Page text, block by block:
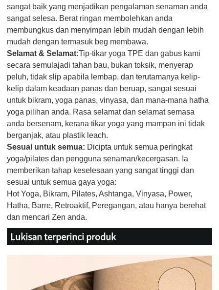
sangat baik yang menjadikan pengalaman senaman anda
sangat selesa. Berat ringan membolehkan anda
membungkus dan menyimpan lebih mudah dengan lebih
mudah dengan termasuk beg membawa.
Selamat & Selamat:Tip-tikar yoga TPE dan gabus kami
secara semulajadi tahan bau, bukan toksik, menyerap
peluh, tidak slip apabila lembap, dan terutamanya kelip-
kelip dalam keadaan panas dan beruap, sangat sesuai
untuk bikram, yoga panas, vinyasa, dan mana-mana hatha
yoga pilihan anda. Rasa selamat dan selamat semasa
anda bersenam, kerana tikar yoga yang mampan ini tidak
berganjak, atau plastik leach.
Sesuai untuk semua: Dicipta untuk semua peringkat
yoga/pilates dan pengguna senaman/kecergasan. Ia
memberikan tahap keselesaan yang sangat tinggi dan
sesuai untuk semua gaya yoga:
Hot Yoga, Bikram, Pilates, Ashtanga, Vinyasa, Power,
Hatha, Barre, Retroaktif, Peregangan, atau hanya berehat
dan mencari Zen anda.
Lukisan terperinci produk